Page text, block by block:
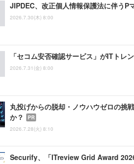
JIPDEC、改正個人情報保護法に伴うP
2026.7.30(木) 8:00
「セコム安否確認サービス」がITトレ
2026.7.31(金) 8:00
丸投げからの脱却・ノウハウゼロの挑
か？
PR
2026.7.28(火) 8:10
Securify、「ITreview Grid Award